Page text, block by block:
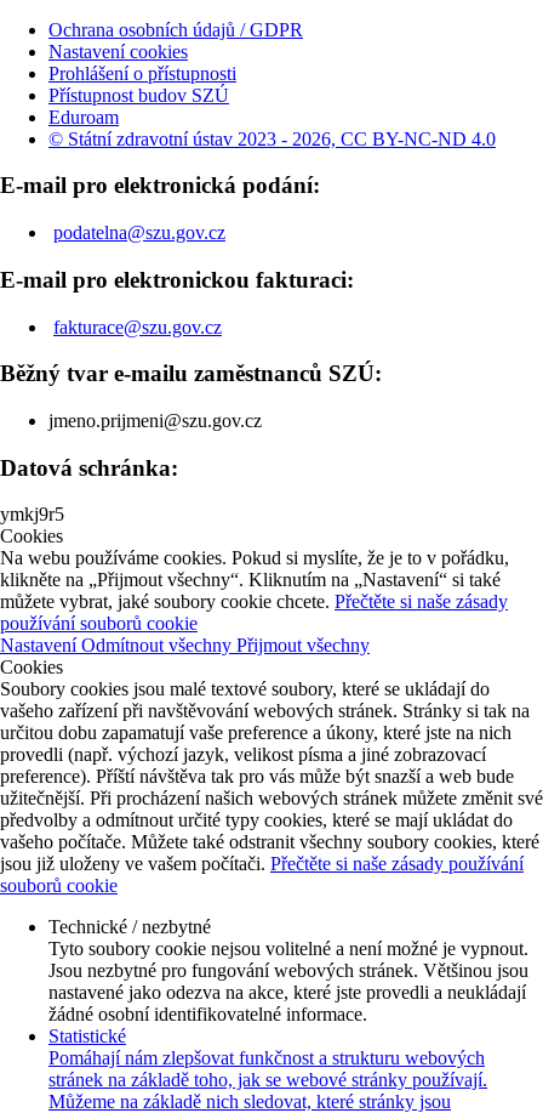
Ochrana osobních údajů / GDPR
Nastavení cookies
Prohlášení o přístupnosti
Přístupnost budov SZÚ
Eduroam
© Státní zdravotní ústav 2023 - 2026, CC BY-NC-ND 4.0
E-mail pro elektronická podání:
podatelna@szu.gov.cz
E-mail pro elektronickou fakturaci:
fakturace@szu.gov.cz
Běžný tvar e-mailu zaměstnanců SZÚ:
jmeno.prijmeni@szu.gov.cz
Datová schránka:
ymkj9r5
Cookies
Na webu používáme cookies. Pokud si myslíte, že je to v pořádku,
klikněte na „Přijmout všechny“. Kliknutím na „Nastavení“ si také
můžete vybrat, jaké soubory cookie chcete. Přečtěte si naše zásady
používání souborů cookie
NastaveníOdmítnout všechny Přijmout všechny
Cookies
Soubory cookies jsou malé textové soubory, které se ukládají do
vašeho zařízení při navštěvování webových stránek. Stránky si tak na
určitou dobu zapamatují vaše preference a úkony, které jste na nich
provedli (např. výchozí jazyk, velikost písma a jiné zobrazovací
preference). Příští návštěva tak pro vás může být snazší a web bude
užitečnější. Při procházení našich webových stránek můžete změnit své
předvolby a odmítnout určité typy cookies, které se mají ukládat do
vašeho počítače. Můžete také odstranit všechny soubory cookies, které
jsou již uloženy ve vašem počítači. Přečtěte si naše zásady používání
souborů cookie
Technické / nezbytné
Tyto soubory cookie nejsou volitelné a není možné je vypnout.
Jsou nezbytné pro fungování webových stránek. Většinou jsou
nastavené jako odezva na akce, které jste provedli a neukládají
žádné osobní identifikovatelné informace.
Statistické
Pomáhají nám zlepšovat funkčnost a strukturu webových
stránek na základě toho, jak se webové stránky používají.
Můžeme na základě nich sledovat, které stránky jsou